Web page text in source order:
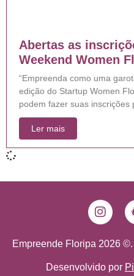
Abertas as
Weekend Women
“Empreenda como uma
edição do Startup Women
podem fazer suas inscrições
Ler mais
Empreende Floripa 2026
Desenvolvido por